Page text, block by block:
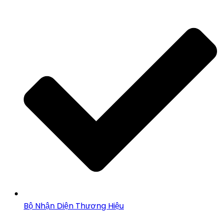
Bộ Nhận Diện Thương Hiệu